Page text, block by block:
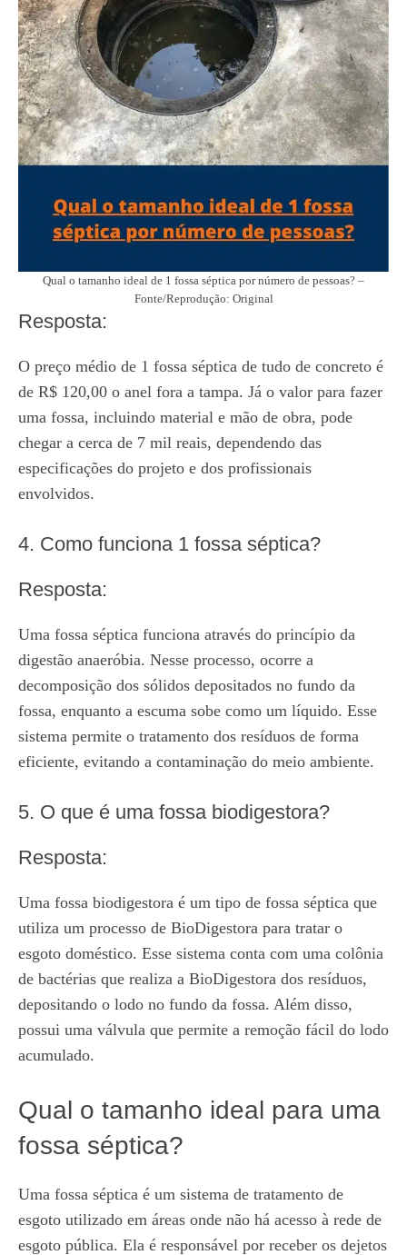
Qual o tamanho ideal de 1 fossa séptica por número de pessoas? –
Fonte/Reprodução: Original
Resposta:
O preço médio de 1 fossa séptica de tudo de concreto é
de R$ 120,00 o anel fora a tampa. Já o valor para fazer
uma fossa, incluindo material e mão de obra, pode
chegar a cerca de 7 mil reais, dependendo das
especificações do projeto e dos profissionais
envolvidos.
4. Como funciona 1 fossa séptica?
Resposta:
Uma fossa séptica funciona através do princípio da
digestão anaeróbia. Nesse processo, ocorre a
decomposição dos sólidos depositados no fundo da
fossa, enquanto a escuma sobe como um líquido. Esse
sistema permite o tratamento dos resíduos de forma
eficiente, evitando a contaminação do meio ambiente.
5. O que é uma fossa biodigestora?
Resposta:
Uma fossa biodigestora é um tipo de fossa séptica que
utiliza um processo de BioDigestora para tratar o
esgoto doméstico. Esse sistema conta com uma colônia
de bactérias que realiza a BioDigestora dos resíduos,
depositando o lodo no fundo da fossa. Além disso,
possui uma válvula que permite a remoção fácil do lodo
acumulado.
Qual o tamanho ideal para uma
fossa séptica?
Uma fossa séptica é um sistema de tratamento de
esgoto utilizado em áreas onde não há acesso à rede de
esgoto pública. Ela é responsável por receber os dejetos